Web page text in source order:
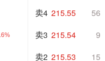
卖4 215.55
56
卖3 215.54
9
卖2 215.53
15